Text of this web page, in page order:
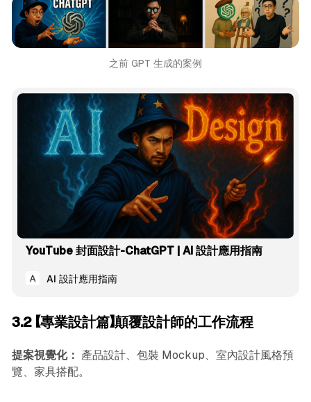
之前 GPT 生成的案例
YouTube 封面設計-ChatGPT | AI 設計應用指南
AI 設計應用指南
3.2 【專業設計篇】顛覆設計師的工作流程
提案視覺化： 產品設計、包裝 Mockup、室內設計風格預
覽、家具搭配。